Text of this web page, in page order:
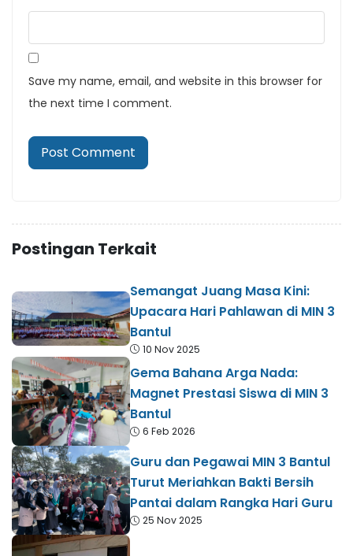
Save my name, email, and website in this browser for
the next time I comment.
Postingan Terkait
Semangat Juang Masa Kini:
Upacara Hari Pahlawan di MIN 3
Bantul
10 Nov 2025
Gema Bahana Arga Nada:
Magnet Prestasi Siswa di MIN 3
Bantul
6 Feb 2026
Guru dan Pegawai MIN 3 Bantul
Turut Meriahkan Bakti Bersih
Pantai dalam Rangka Hari Guru
25 Nov 2025